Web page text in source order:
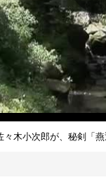
々木小次郎が、秘剣「